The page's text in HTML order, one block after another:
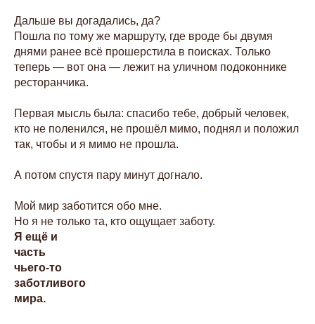
Дальше вы догадались, да?
Пошла по тому же маршруту, где вроде бы двумя
днями ранее всё прошерстила в поисках. Только
теперь — вот она — лежит на уличном подоконнике
ресторанчика.
Первая мысль была: спасибо тебе, добрый человек,
кто не поленился, не прошёл мимо, поднял и положил
так, чтобы и я мимо не прошла.
А потом спустя пару минут догнало.
Мой мир заботится обо мне.
Но я не только та, кто ощущает заботу.
Я ещё и
часть
чьего-то
заботливого
мира.